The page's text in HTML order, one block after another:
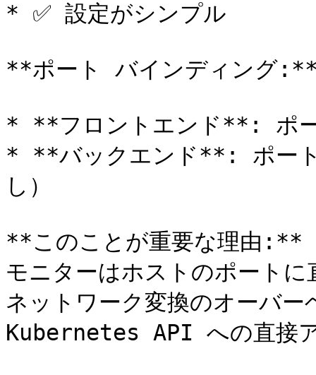
* ✅ 設定がシンプル
**ポート バインディング
* **フロントエンド**: ポ
* **バックエンド**: ポー
し）
**このことが重要な理由:**
モニターはホストのポート
ネットワーク変換のオーバ
Kubernetes API への直接